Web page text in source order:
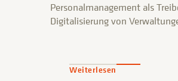
Personalmanagement als
Digitalisierung von
Weiterlesen